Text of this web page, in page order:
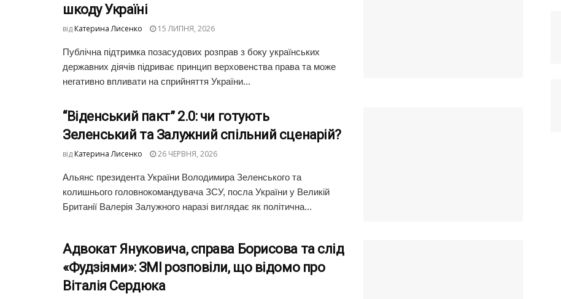
шкоду Україні
від Катерина Лисенко 15 ЛИПНЯ, 2026
Публічна підтримка позасудових розправ з боку українських
державних діячів підриває принцип верховенства права та може
негативно впливати на сприйняття України...
“Віденський пакт” 2.0: чи готують
Зеленський та Залужний спільний сценарій?
від Катерина Лисенко 26 ЧЕРВНЯ, 2026
Альянс президента України Володимира Зеленського та
колишнього головнокомандувача ЗСУ, посла України у Великій
Британії Валерія Залужного наразі виглядає як політична...
Адвокат Януковича, справа Борисова та слід
«Фудзіями»: ЗМІ розповіли, що відомо про
Віталія Сердюка